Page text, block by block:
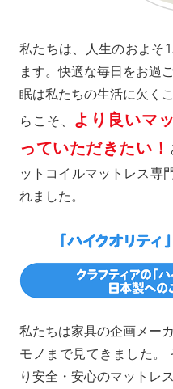
私たちは、人生のおよそ
ます。快適な毎日をお過
眠は私たちの生活に欠く
らこそ、 より良いマ
っていただきたい！
ットコイルマットレス専
れました。
私たちは家具の企画メー
モノまで見てきました。
り安全・安心のマットレ